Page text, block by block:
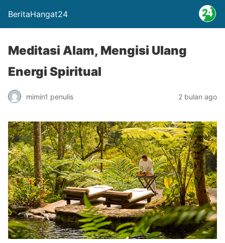
BeritaHangat24
Meditasi Alam, Mengisi Ulang
Energi Spiritual
mimin1 penulis 2 bulan ago